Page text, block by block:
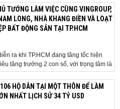
động trực tiếp đến quá trình triển khai
tư và sự phát triển ổn định của...
TƯỚNG LÀM VIỆC CÙNG VINGROUP,
LONG, NHÀ KHANG ĐIỀN VÀ LOẠT
BẤT ĐỘNG SẢN TẠI TP.HCM
ra khi TP.HCM đang tăng tốc hiện
tăng trưởng 2 con số, với trọng tâm là
công, hoàn thiện mô hình chính quyền
phát triển nhà ở xã hội và xử lý các
chế, chính...
HỘ DÂN TẠI MỘT THÔN ĐỂ LÀM
NHẤT LỊCH SỬ 34 TỶ USD